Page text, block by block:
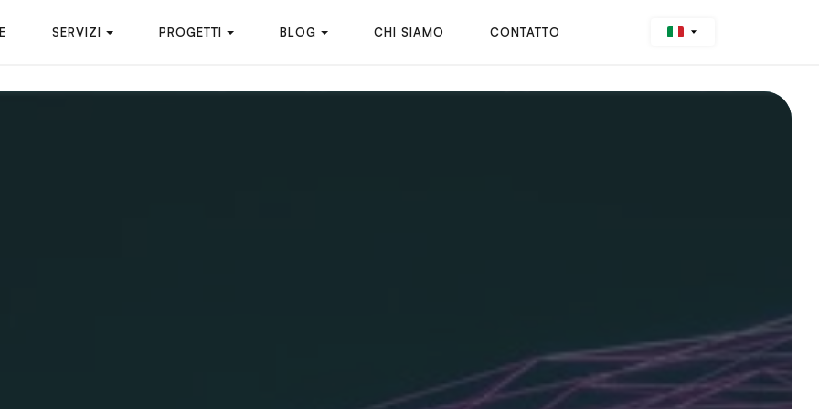
SERVIZI PROGETTI BLOG CHI SIAMO CONTATTO